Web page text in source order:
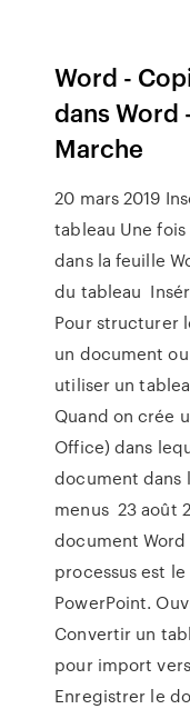
Word -
dans Word
Marche
20 mars 2019
tableau Une
dans la feuille
du tableau
Pour structurer
un document
utiliser un
Quand on crée
Office) dans
document dans
menus 23 août
document
processus est
PowerPoint.
Convertir un
pour import
Enregistrer le